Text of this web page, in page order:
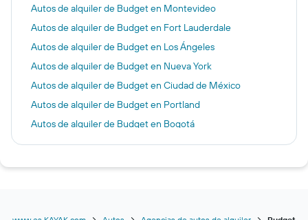
Autos de alquiler de Budget en Montevideo
Autos de alquiler de Budget en Fort Lauderdale
Autos de alquiler de Budget en Los Ángeles
Autos de alquiler de Budget en Nueva York
Autos de alquiler de Budget en Ciudad de México
Autos de alquiler de Budget en Portland
Autos de alquiler de Budget en Bogotá
Autos de alquiler de Budget en Managua